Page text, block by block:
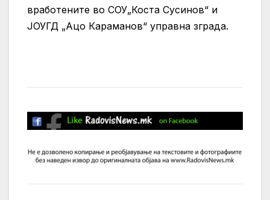
вработените во СОУ„Коста Сусинов“ и
ЈОУГД „Ацо Караманов“ управна зграда.